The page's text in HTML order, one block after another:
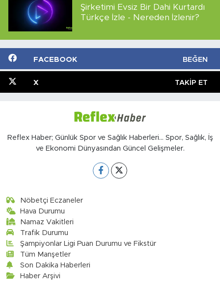
Şirketimi Evsiz Bir Dahi Kurtardı
Türkçe İzle - Nereden İzlenir?
FACEBOOK BEĞEN
X TAKIP ET
Reflex Haber; Günlük Spor ve Sağlık Haberleri... Spor, Sağlık, İş
ve Ekonomi Dünyasından Güncel Gelişmeler.
Nöbetçi Eczaneler
Hava Durumu
Namaz Vakitleri
Trafik Durumu
Şampiyonlar Ligi Puan Durumu ve Fikstür
Tüm Manşetler
Son Dakika Haberleri
Haber Arşivi